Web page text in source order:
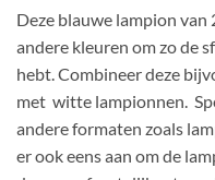
Deze blauwe lampion
andere kleuren om zo de
hebt. Combineer deze
met witte lampionnen.
andere formaten zoals
er ook eens aan om de